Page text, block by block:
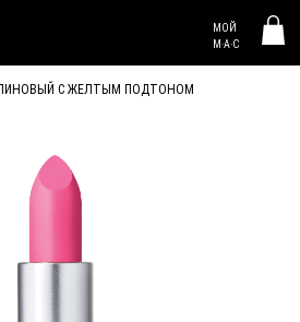
МОЙ
M·A·C
С ЖЕЛТЫМ ПОДТОНОМ